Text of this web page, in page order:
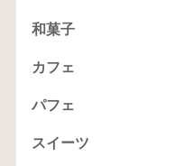
和菓子
カフェ
パフェ
スイーツ